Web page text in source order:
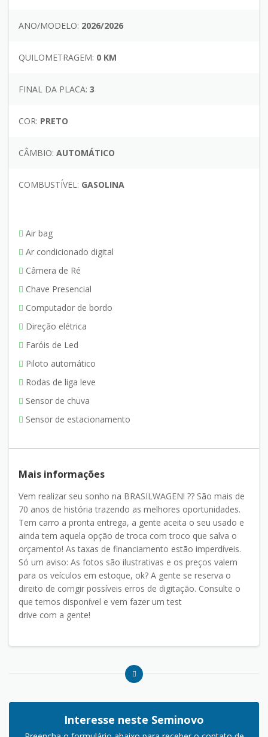
ANO/MODELO: 2026/2026
QUILOMETRAGEM: 0 KM
FINAL DA PLACA: 3
COR: PRETO
CÂMBIO: AUTOMÁTICO
COMBUSTÍVEL: GASOLINA
Air bag
Ar condicionado digital
Câmera de Ré
Chave Presencial
Computador de bordo
Direção elétrica
Faróis de Led
Piloto automático
Rodas de liga leve
Sensor de chuva
Sensor de estacionamento
Mais informações
Vem realizar seu sonho na BRASILWAGEN! ?? São mais de
70 anos de história trazendo as melhores oportunidades.
Tem carro a pronta entrega, a gente aceita o seu usado e
ainda tem aquela opção de troca com troco que salva o
orçamento! As taxas de financiamento estão imperdíveis.
Só um aviso: As fotos são ilustrativas e os preços valem
para os veículos em estoque, ok? A gente se reserva o
direito de corrigir possíveis erros de digitação. Consulte o
que temos disponível e vem fazer um test
drive com a gente!
Interesse neste Seminovo